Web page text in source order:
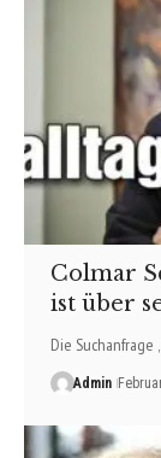
Colmar
ist über
Die Suchanfrage
Admin